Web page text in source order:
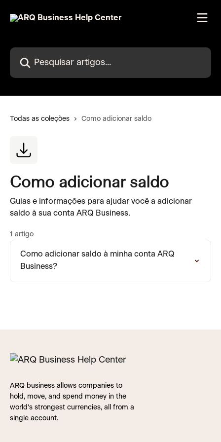
Pesquisar artigos...
Todas as coleções Como adicionar saldo
Como adicionar saldo
Guias e informações para ajudar você a adicionar
saldo à sua conta ARQ Business.
1 artigo
Como adicionar saldo à minha conta ARQ
Business?
ARQ business allows companies to
hold, move, and spend money in the
world’s strongest currencies, all from a
single account.